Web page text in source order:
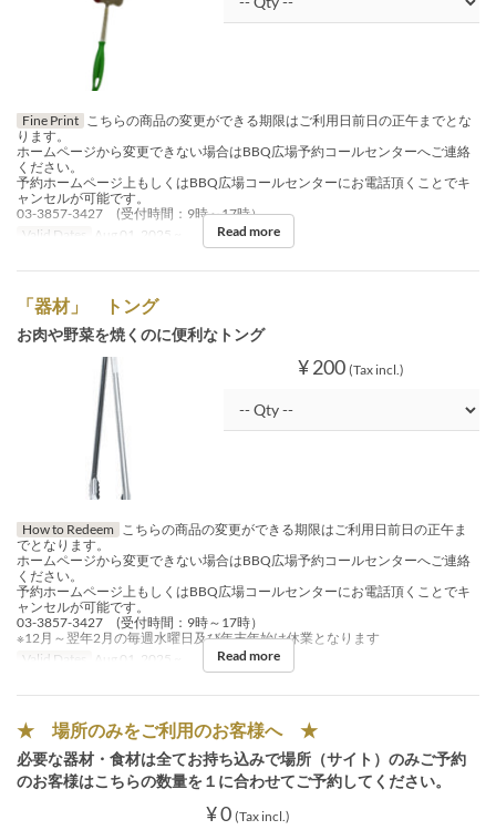
Fine Print こちらの商品の変更ができる期限はご利用日前日の正午までとな
ります。
ホームページから変更できない場合はBBQ広場予約コールセンターへご連絡
ください。
予約ホームページ上もしくはBBQ広場コールセンターにお電話頂くことでキ
ャンセルが可能です。
03-3857-3427 (受付時間：9時～17時）
Valid Dates
Aug 01, 2025 ~ Read more
「器材」 トング
お肉や野菜を焼くのに便利なトング
¥ 200 (Tax incl.)
How to Redeem こちらの商品の変更ができる期限はご利用日前日の正午ま
でとなります。
ホームページから変更できない場合はBBQ広場予約コールセンターへご連絡
ください。
予約ホームページ上もしくはBBQ広場コールセンターにお電話頂くことでキ
ャンセルが可能です。
03-3857-3427 (受付時間：9時～17時）
※12月～翌年2月の毎週水曜日及び年末年始は休業となります
Valid Dates
Aug 01, 2025 ~ Read more
★ 場所のみをご利用のお客様へ ★
必要な器材・食材は全てお持ち込みで場所（サイト）のみご予約
のお客様はこちらの数量を１に合わせてご予約してください。
¥ 0 (Tax incl.)